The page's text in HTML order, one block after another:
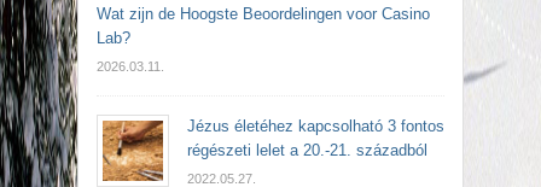
Wat zijn de Hoogste Beoordelingen voor Casino
Lab?
2026.03.11.
Jézus életéhez kapcsolható 3 fontos
régészeti lelet a 20.-21. századból
2022.05.27.